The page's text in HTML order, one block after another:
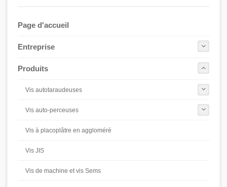
Page d'accueil
Entreprise
Produits
Vis autotaraudeuses
Vis auto-perceuses
Vis à placoplâtre en aggloméré
Vis JIS
Vis de machine et vis Sems